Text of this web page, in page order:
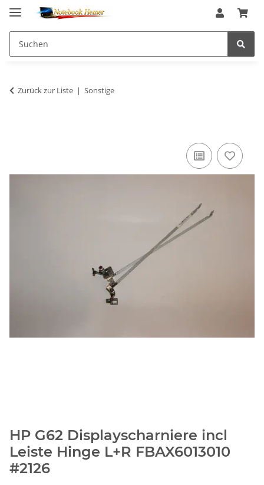
Zurück zur Liste Sonstige
HP G62 Displayscharniere incl
Leiste Hinge L+R FBAX6013010
#2126